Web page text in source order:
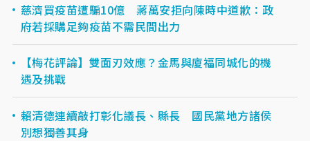
慈濟買疫苗遭騙10億 蔣萬安拒向陳時中道歉：政
府若採購足夠疫苗不需民間出力
【梅花評論】雙面刃效應？金馬與廈福同城化的機
遇及挑戰
賴清德連續敲打彰化議長、縣長 國民黨地方諸侯
別想獨善其身